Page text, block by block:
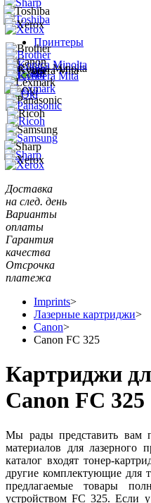
Принтеры
Доставка
на след. день
Варианты
оплаты
Гарантия
качества
Отсрочка
платежа
Imprints>
Лазерные картриджи>
Canon>
Canon FC 325
Картриджи
Canon FC 325
Мы рады представить вам
материалов для
каталог входят тонер-
другие комплектующие для
предлагаемые товары
устройством FC 325. Если